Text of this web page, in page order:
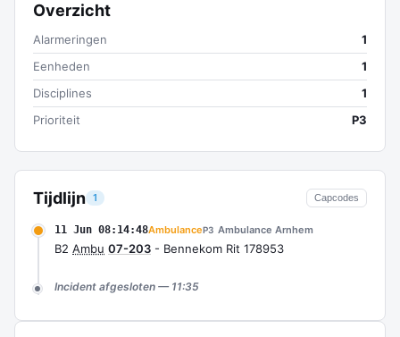
Tijdlijn 1 Capcodes
11 Jun 08:14:48AmbulanceP3 Ambulance Arnhem
B2 Ambu 07-203 - Bennekom Rit 178953
Incident afgesloten — 11:35
Overzicht
Alarmeringen
1
Eenheden
1
Disciplines
1
Prioriteit
P3